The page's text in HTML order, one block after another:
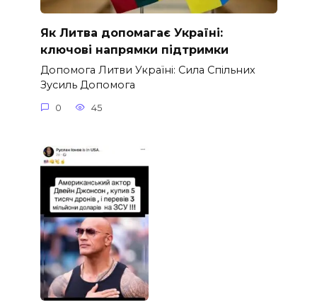
Як Литва допомагає Україні:
ключові напрямки підтримки
Допомога Литви Україні: Сила Спільних
Зусиль Допомога
0 45